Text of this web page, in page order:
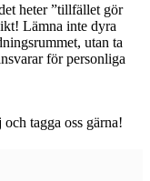
heter ”tillfället gör
Lämna inte dyra
utan ta
för personliga
och tagga oss gärna!